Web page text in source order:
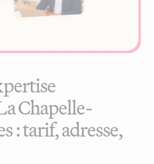
Chapelle-
: tarif, adresse,